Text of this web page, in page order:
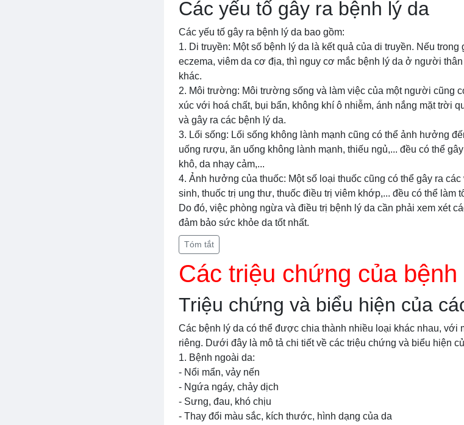
Các yếu tố gây ra bệnh lý da
Các yếu tố gây ra bệnh lý da bao gồm:
1. Di truyền: Một số bệnh lý da là kết quả của di truyền. Nếu
eczema, viêm da cơ địa, thì nguy cơ mắc bệnh lý da ở người
khác.
2. Môi trường: Môi trường sống và làm việc của một người cũng
xúc với hoá chất, bụi bẩn, không khí ô nhiễm, ánh nắng mặt trời
và gây ra các bệnh lý da.
3. Lối sống: Lối sống không lành mạnh cũng có thể ảnh hưởng
uống rượu, ăn uống không lành mạnh, thiếu ngủ,... đều có thể
khô, da nhạy cảm,...
4. Ảnh hưởng của thuốc: Một số loại thuốc cũng có thể gây ra
sinh, thuốc trị ung thư, thuốc điều trị viêm khớp,... đều có thể làm
Do đó, việc phòng ngừa và điều trị bệnh lý da cần phải xem xét
đảm bảo sức khỏe da tốt nhất.
Tóm tắt
Các triệu chứng của bệnh
Triệu chứng và biểu hiện của
Các bệnh lý da có thể được chia thành nhiều loại khác nhau, với
riêng. Dưới đây là mô tả chi tiết về các triệu chứng và biểu hiện
1. Bệnh ngoài da:
- Nổi mẩn, vảy nến
- Ngứa ngáy, chảy dịch
- Sưng, đau, khó chịu
- Thay đổi màu sắc, kích thước, hình dạng của da